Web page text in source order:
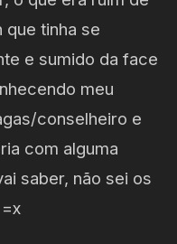
que tinha se
e sumido da face
meu
conselheiro e
com alguma
saber, não sei os